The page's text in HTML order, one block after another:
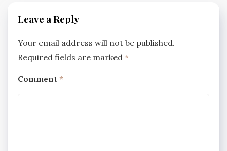
Leave a Reply
Your email address will not be published.
Required fields are marked *
Comment *